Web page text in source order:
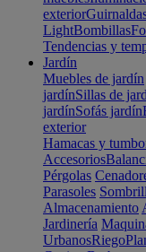
exterior
LightBombillas
Tendencias y
Jardín
Muebles de jardín
jardínSillas de
jardínSofás jardín
exterior
Hamacas y
Accesorios
Pérgolas
Parasoles
Almacenamiento
Jardinería
UrbanosRiego